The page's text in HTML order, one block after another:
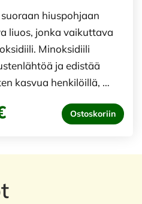
hiuspohjaan
liuos, jonka vaikuttava
Minoksidiili
ja edistää
kasvua henkilöillä, …
Ostoskoriin